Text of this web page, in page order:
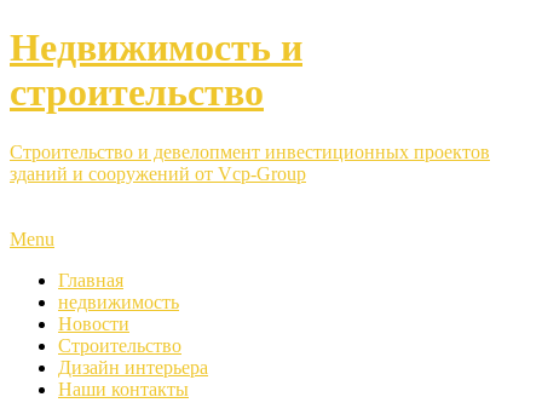
Недвижимость и
строительство
Строительство и девелопмент инвестиционных проектов
зданий и сооружений от Vcp-Group
Menu
Главная
недвижимость
Новости
Строительство
Дизайн интерьера
Наши контакты